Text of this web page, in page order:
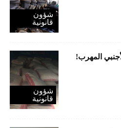
شؤون
قانونية
شؤون
قانونية
المهرب!